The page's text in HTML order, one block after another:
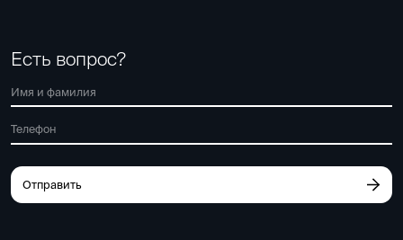
Есть вопрос?
Отправить